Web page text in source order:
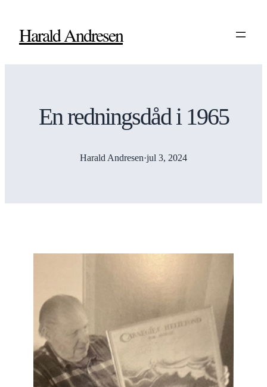
Harald Andresen
En redningsdåd i 1965
Harald Andresen·jul 3, 2024